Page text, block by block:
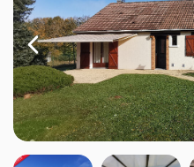
Vendre
Immobilier pro
Faire gérer
Syndic